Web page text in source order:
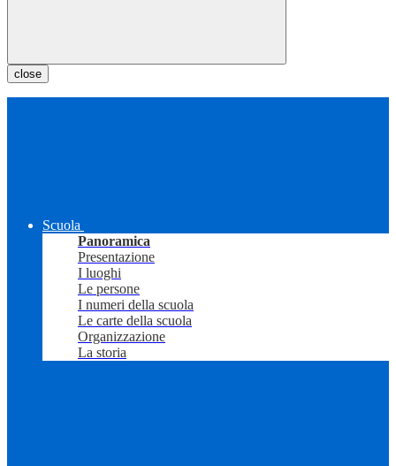
close
Scuola
Panoramica
Presentazione
I luoghi
Le persone
I numeri della scuola
Le carte della scuola
Organizzazione
La storia